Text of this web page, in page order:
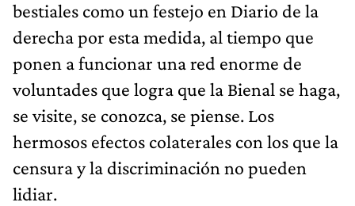
bestiales como un festejo en Diario de la
derecha por esta medida, al tiempo que
ponen a funcionar una red enorme de
voluntades que logra que la Bienal se haga,
se visite, se conozca, se piense. Los
hermosos efectos colaterales con los que la
censura y la discriminación no pueden
lidiar.